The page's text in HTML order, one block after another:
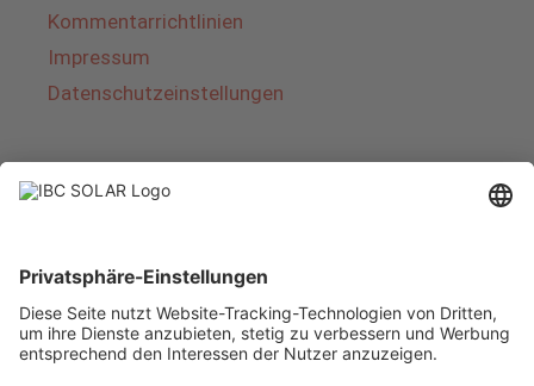
Kommentarrichtlinien
Impressum
Datenschutzeinstellungen
Über IBC SOLAR
von Energielösungen und Dienstleistungen im
Bereich Photovoltaik und Speicher. Das
Unternehmen bietet Komplettsysteme an und
deckt das gesamte Spektrum von der Planung